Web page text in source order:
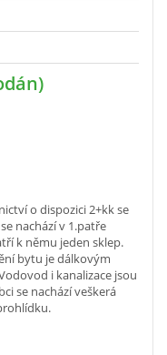
o dispozici 2+kk se
nachází v 1.patře
k němu jeden sklep.
bytu je dálkovým
i kanalizace jsou
se nachází veškerá